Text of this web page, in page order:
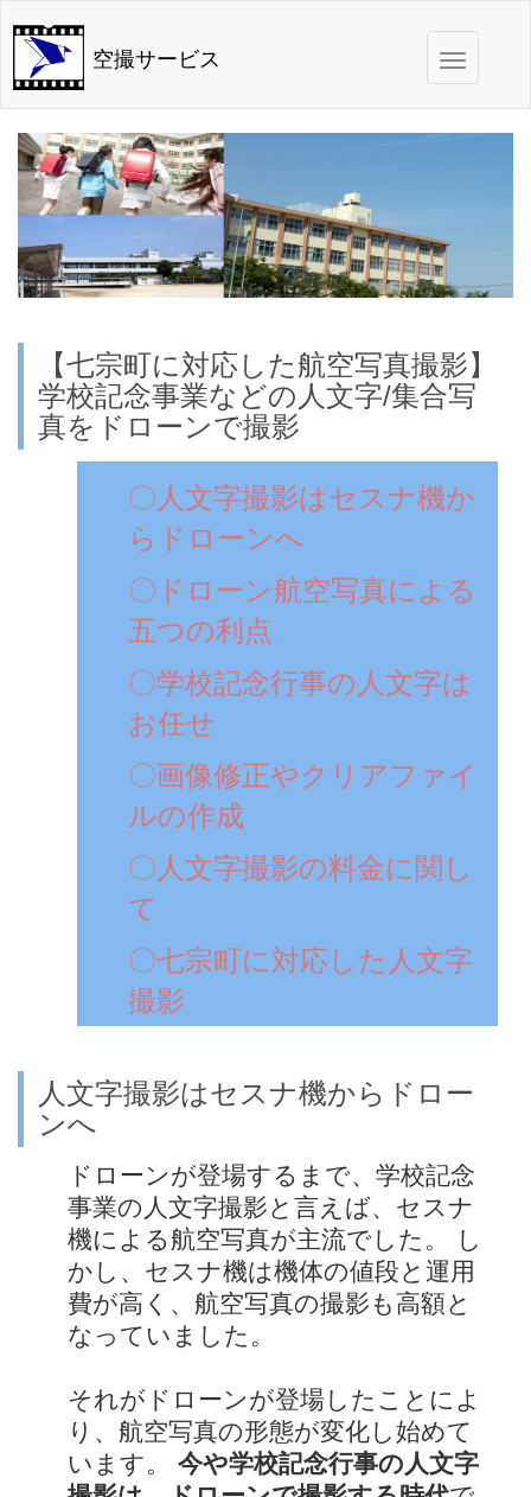
navigation
空撮サービス
【七宗町に対応した航空写真撮影】
学校記念事業などの人文字/集合写
真をドローンで撮影
〇人文字撮影はセスナ機か
らドローンへ
〇ドローン航空写真による
五つの利点
〇学校記念行事の人文字は
お任せ
〇画像修正やクリアファイ
ルの作成
〇人文字撮影の料金に関し
て
〇七宗町に対応した人文字
撮影
人文字撮影はセスナ機からドロー
ンへ
ドローンが登場するまで、学校記念
事業の人文字撮影と言えば、セスナ
機による航空写真が主流でした。 し
かし、セスナ機は機体の値段と運用
費が高く、航空写真の撮影も高額と
なっていました。
それがドローンが登場したことによ
り、航空写真の形態が変化し始めて
います。 今や学校記念行事の人文字